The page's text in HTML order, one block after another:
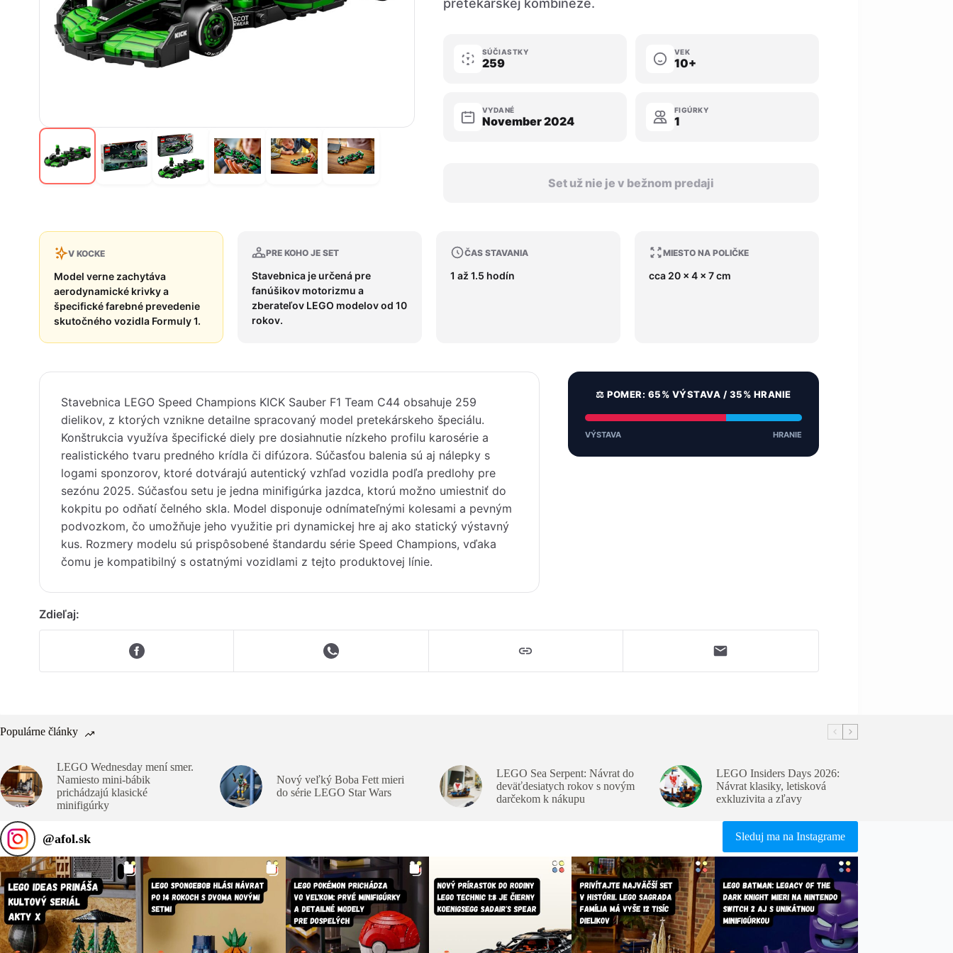
pretekárskej kombinéze.
SÚČIASTKY
259
VEK
10+
VYDANÉ
November 2024
FIGÚRKY
1
Set už nie je v bežnom predaji
V KOCKE
Model verne zachytáva
aerodynamické krivky a
špecifické farebné prevedenie
skutočného vozidla Formuly 1.
PRE KOHO JE SET
Stavebnica je určená pre
fanúšikov motorizmu a
zberateľov LEGO modelov od 10
rokov.
ČAS STAVANIA
1 až 1.5 hodín
MIESTO NA POLIČKE
cca 20 x 4 x 7 cm
Stavebnica LEGO Speed Champions KICK Sauber F1 Team C44 obsahuje 259
dielikov, z ktorých vznikne detailne spracovaný model pretekárskeho špeciálu.
Konštrukcia využíva špecifické diely pre dosiahnutie nízkeho profilu karosérie a
realistického tvaru predného krídla či difúzora. Súčasťou balenia sú aj nálepky s
logami sponzorov, ktoré dotvárajú autentický vzhľad vozidla podľa predlohy pre
sezónu 2025. Súčasťou setu je jedna minifigúrka jazdca, ktorú možno umiestniť do
kokpitu po odňatí čelného skla. Model disponuje odnímateľnými kolesami a pevným
podvozkom, čo umožňuje jeho využitie pri dynamickej hre aj ako statický výstavný
kus. Rozmery modelu sú prispôsobené štandardu série Speed Champions, vďaka
čomu je kompatibilný s ostatnými vozidlami z tejto produktovej línie.
⚖️ POMER: 65% VÝSTAVA / 35% HRANIE
VÝSTAVA HRANIE
Zdieľaj:
Populárne články
LEGO Wednesday mení smer.
Namiesto mini-bábik
prichádzajú klasické
minifigúrky
Nový veľký Boba Fett mieri
do série LEGO Star Wars
LEGO Sea Serpent: Návrat do
deväťdesiatych rokov s novým
darčekom k nákupu
LEGO Insiders Days 2026:
Návrat klasiky, letisková
exkluzivita a zľavy
@afol.sk Sleduj ma na Instagrame